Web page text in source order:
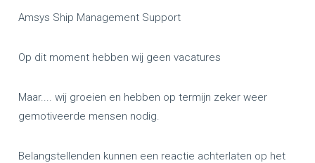
Amsys Ship Management Support
Op dit moment hebben wij geen vacatures
Maar.... wij groeien en hebben op termijn zeker weer
gemotiveerde mensen nodig.
Belangstellenden kunnen een reactie achterlaten op het